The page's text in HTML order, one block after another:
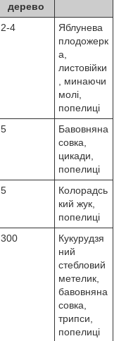
дерево
2-4
Яблунева
плодожерк
а,
листовійки
, минаючи
молі,
попелиці
5
Бавовняна
совка,
цикади,
попелиці
5
Колорадсь
кий жук,
попелиці
300
Кукурудзя
ний
стебловий
метелик,
бавовняна
совка,
трипси,
попелиці